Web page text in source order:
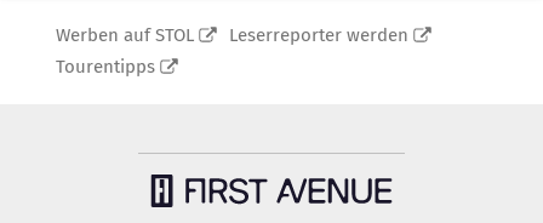
Werben auf STOL
Leserreporter werden
Tourentipps